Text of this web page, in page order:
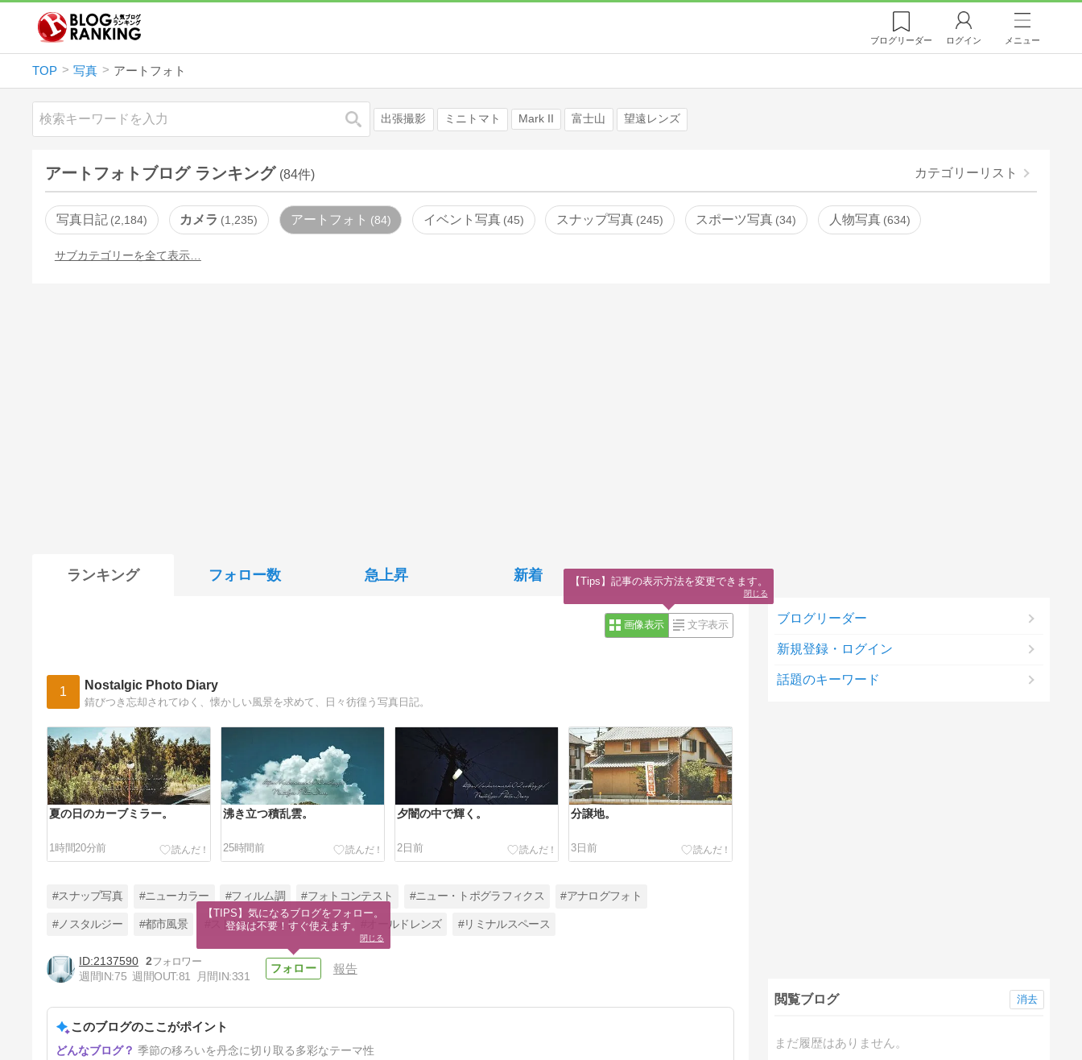
ブログリーダー ログイン メニュー
TOP 写真 アートフォト
検索 出張撮影 ミニトマト Mark II 富士山 望遠レンズ
アートフォトブログ ランキング (84件) カテゴリーリスト
写真日記 2,184 カメラ 1,235 アートフォト 84 イベント写真 45 スナップ写真 245 スポーツ写真 34 人物写真 634
サブカテゴリーを全て表示…
ランキング フォロー数 急上昇 新着
画像表示 文字表示
1 Nostalgic Photo Diary
錆びつき忘却されてゆく、懐かしい風景を求めて、日々彷徨う写真日記。
夏の日のカーブミラー。
1時間20分前
沸き立つ積乱雲。
25時間前
夕闇の中で輝く。
2日前
分譲地。
3日前
乱伐。
#スナップ写真 #ニューカラー #フィルム調 #フォトコンテスト #ニュー・トポグラフィクス #アナログフォト
#ノスタルジー #都市風景 #ストリートフォト #Nikon #オールドレンズ #リミナルスペース
2137590 2
週間IN:75 週間OUT:81 月間IN:331
報告
このブログのここがポイント
季節の移ろいを丹念に切り取る多彩なテーマ性
ブログリーダー
新規登録・ログイン
話題のキーワード
閲覧ブログ
まだ履歴はありません。
消去
【TIPS】気になるブログをフォロー。
登録は不要！すぐ使えます。
閉じる
【Tips】記事の表示方法を変更できます。
閉じる